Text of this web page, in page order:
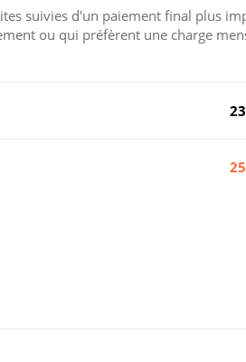
suivies d'un paiement final plus
ou qui préfèrent une charge